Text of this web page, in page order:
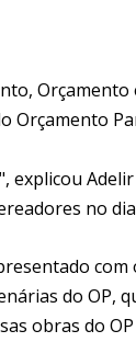
Orçamento
no
do OP,
obras do